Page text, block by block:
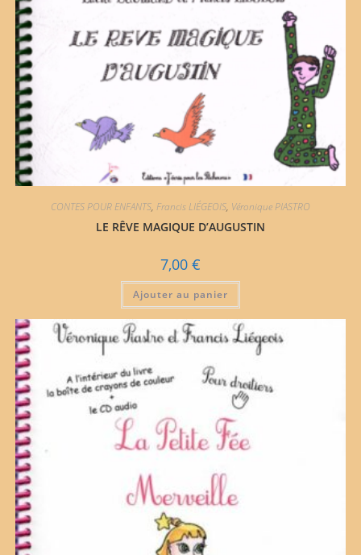
CONTES POUR ENFANTS, Francis LIÉGEOIS, Véronique PIASTRO
LE RÊVE MAGIQUE D’AUGUSTIN
7,00 €
Ajouter au panier